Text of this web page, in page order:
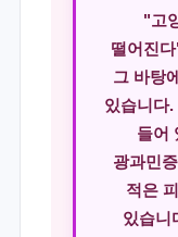
"고
떨어진
그 바탕
있습니다.
들어
광과민
적은
있습니